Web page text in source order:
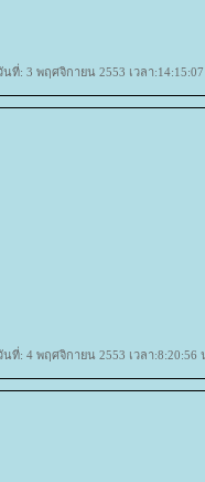
นที่: 3 พฤศจิกายน 2553 เวลา
นที่: 4 พฤศจิกายน 2553 เวลา:8:20:56